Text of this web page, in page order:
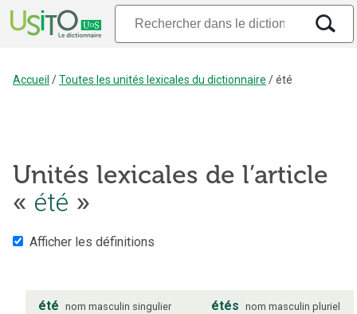
Accueil /Toutes les unités lexicales du dictionnaire /été
Unités lexicales de l’article
« été »
Afficher les définitions
été nom masculin singulier étés nom masculin pluriel